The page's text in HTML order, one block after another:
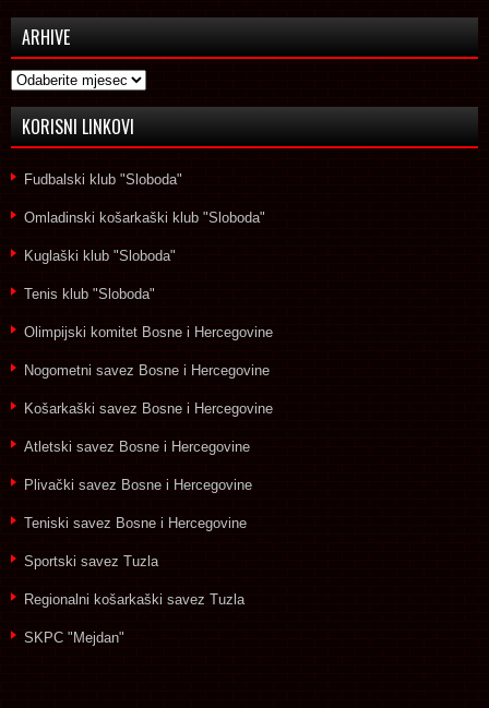
ARHIVE
Arhive
KORISNI LINKOVI
Fudbalski klub "Sloboda"
Omladinski košarkaški klub "Sloboda"
Kuglaški klub "Sloboda"
Tenis klub "Sloboda"
Olimpijski komitet Bosne i Hercegovine
Nogometni savez Bosne i Hercegovine
Košarkaški savez Bosne i Hercegovine
Atletski savez Bosne i Hercegovine
Plivački savez Bosne i Hercegovine
Teniski savez Bosne i Hercegovine
Sportski savez Tuzla
Regionalni košarkaški savez Tuzla
SKPC "Mejdan"